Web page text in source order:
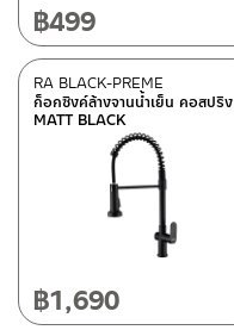
฿499
ก็อกซิงค์ล้างจานน้ำเย็น คอสปริง
MATT BLACK
RA BLACK-PREME
฿1,690